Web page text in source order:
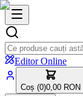
Editor Online
Coș (0)0,00 RON